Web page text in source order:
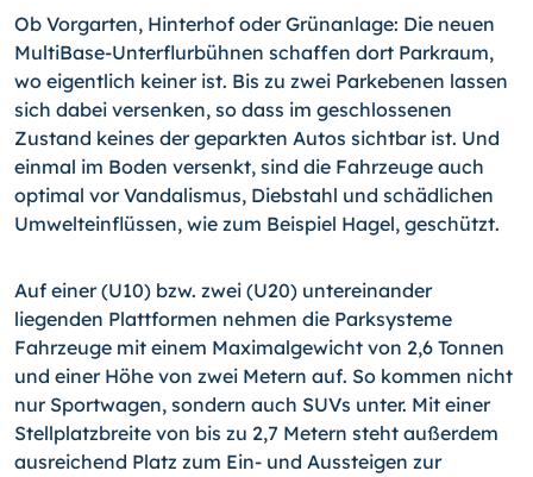
Ob Vorgarten, Hinterhof oder Grünanlage: Die neuen
MultiBase-Unterflurbühnen schaffen dort Parkraum,
wo eigentlich keiner ist. Bis zu zwei Parkebenen lassen
sich dabei versenken, so dass im geschlossenen
Zustand keines der geparkten Autos sichtbar ist. Und
einmal im Boden versenkt, sind die Fahrzeuge auch
optimal vor Vandalismus, Diebstahl und schädlichen
Umwelteinflüssen, wie zum Beispiel Hagel, geschützt.
Auf einer (U10) bzw. zwei (U20) untereinander
liegenden Plattformen nehmen die Parksysteme
Fahrzeuge mit einem Maximalgewicht von 2,6 Tonnen
und einer Höhe von zwei Metern auf. So kommen nicht
nur Sportwagen, sondern auch SUVs unter. Mit einer
Stellplatzbreite von bis zu 2,7 Metern steht außerdem
ausreichend Platz zum Ein- und Aussteigen zur